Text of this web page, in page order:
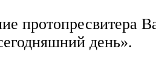
протопресвитера
день».